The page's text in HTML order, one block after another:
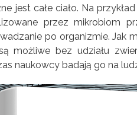
jest całe ciało. Na
przez mikrobiom
po organizmie. Jak
możliwe bez udziału
naukowcy badają go na